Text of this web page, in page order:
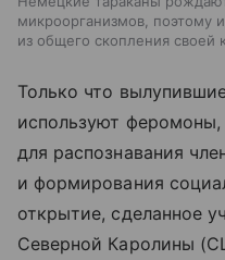
микроорганизмов, поэтому
из общего скопления своей
Только что
используют
для распознавания
и формирования
открытие, сделанное
Северной Каролины